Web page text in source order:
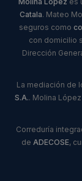
Catala. Mateo
seguros como
con domicilio
Dirección
La mediación de
S.A.. Molina
Correduría
de ADECOSE,